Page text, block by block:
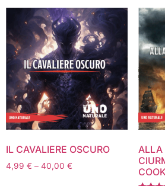
IL CAVALIERE OSCURO
4,99 € – 40,00 €
ALLA